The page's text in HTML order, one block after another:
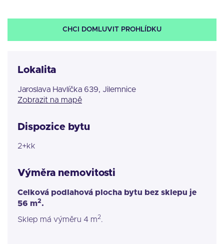
CHCI DOMLUVIT PROHLÍDKU
Lokalita
Jaroslava Havlíčka 639, Jilemnice
Zobrazit na mapě
Dispozice bytu
2+kk
Výměra nemovitosti
Celková podlahová plocha bytu bez sklepu je
56 m2.
Sklep má výměru 4 m2.